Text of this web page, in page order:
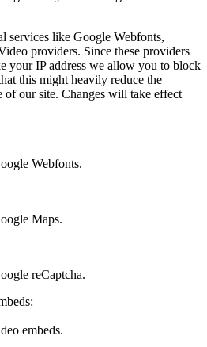
services like Google Webfonts,
providers. Since these providers
your IP address we allow you to block
this might heavily reduce the
of our site. Changes will take effect
Webfonts.
Maps.
reCaptcha.
embeds.